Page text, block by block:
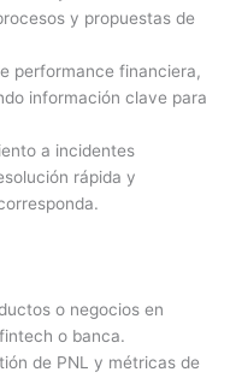
y propuestas de
performance financiera,
información clave para
a incidentes
rápida y
o negocios en
o banca.
de PNL y métricas de